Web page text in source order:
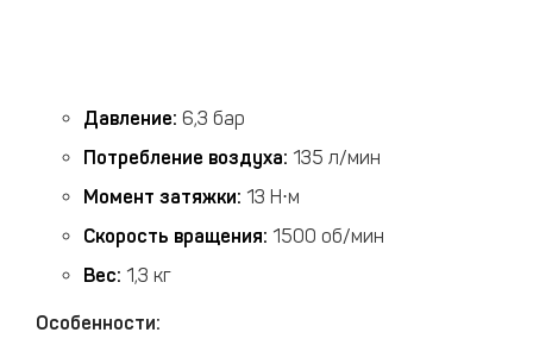
Давление: 6,3 бар
Потребление воздуха: 135 л/мин
Момент затяжки: 13 Н⋅м
Скорость вращения: 1500 об/мин
Вес: 1,3 кг
Особенности: